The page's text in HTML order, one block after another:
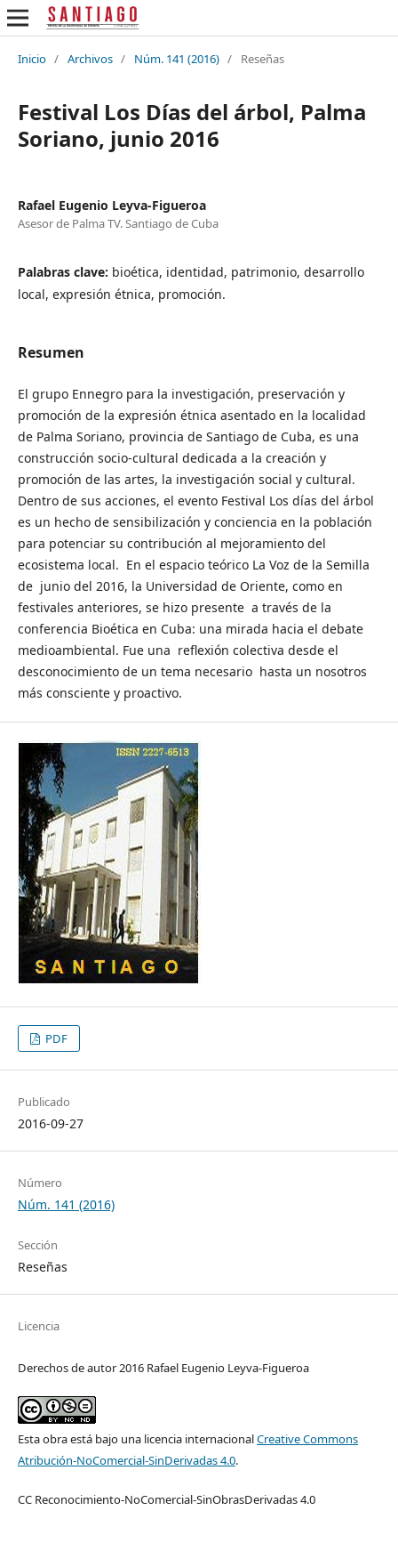
Inicio / Archivos / Núm. 141 (2016) / Reseñas
Festival Los Días del árbol, Palma
Soriano, junio 2016
Rafael Eugenio Leyva-Figueroa
Asesor de Palma TV. Santiago de Cuba
Palabras clave: bioética, identidad, patrimonio, desarrollo
local, expresión étnica, promoción.
Resumen
El grupo Ennegro para la investigación, preservación y
promoción de la expresión étnica asentado en la localidad
de Palma Soriano, provincia de Santiago de Cuba, es una
construcción socio-cultural dedicada a la creación y
promoción de las artes, la investigación social y cultural.
Dentro de sus acciones, el evento Festival Los días del árbol
es un hecho de sensibilización y conciencia en la población
para potenciar su contribución al mejoramiento del
ecosistema local. En el espacio teórico La Voz de la Semilla
de junio del 2016, la Universidad de Oriente, como en
festivales anteriores, se hizo presente a través de la
conferencia Bioética en Cuba: una mirada hacia el debate
medioambiental. Fue una reflexión colectiva desde el
desconocimiento de un tema necesario hasta un nosotros
más consciente y proactivo.
PDF
Publicado
2016-09-27
Número
Núm. 141 (2016)
Sección
Reseñas
Licencia
Derechos de autor 2016 Rafael Eugenio Leyva-Figueroa
Esta obra está bajo una licencia internacionalCreative Commons
Atribución-NoComercial-SinDerivadas 4.0.
CC Reconocimiento-NoComercial-SinObrasDerivadas 4.0